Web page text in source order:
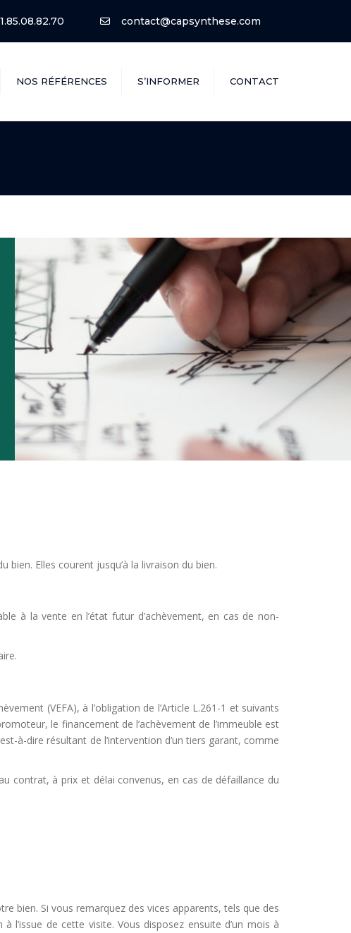
contact@capsynthese.com
NOS RÉFÉRENCES S’INFORMER
Financer son Projet
CONTACT
Elles courent jusqu’à la livraison du bien.
à la vente en l’état futur d’achèvement, en cas de non-
(VEFA), à l’obligation de l’Article L.261-1 et suivants
le financement de l’achèvement de l’immeuble est
à-dire résultant de l’intervention d’un tiers garant, comme
contrat, à prix et délai convenus, en cas de défaillance du
bien. Si vous remarquez des vices apparents, tels que des
de cette visite. Vous disposez ensuite d’un mois à